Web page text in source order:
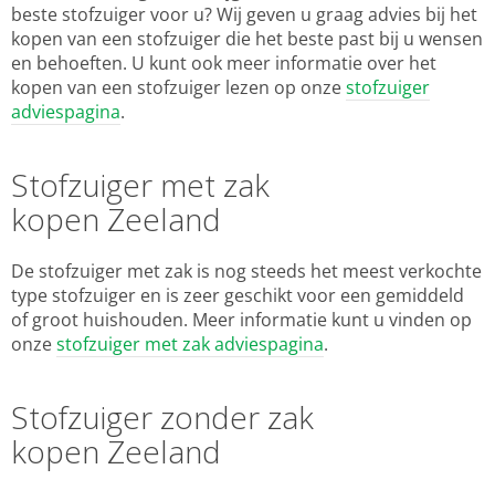
beste stofzuiger voor u? Wij geven u graag advies bij het
kopen van een stofzuiger die het beste past bij u wensen
en behoeften. U kunt ook meer informatie over het
kopen van een stofzuiger lezen op onzestofzuiger
adviespagina.
Stofzuiger met zak
kopen Zeeland
De stofzuiger met zak is nog steeds het meest verkochte
type stofzuiger en is zeer geschikt voor een gemiddeld
of groot huishouden. Meer informatie kunt u vinden op
onzestofzuiger met zak adviespagina.
Stofzuiger zonder zak
kopen Zeeland